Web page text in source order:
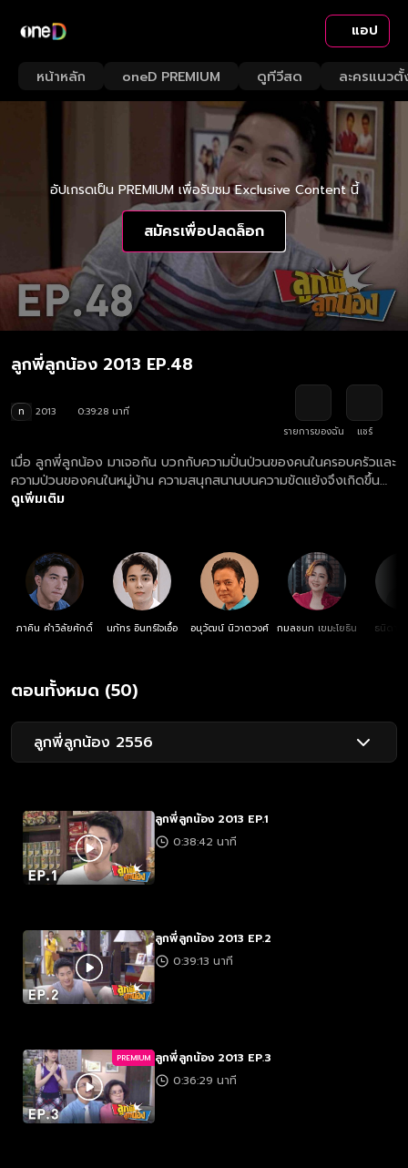
แอป
หน้าหลัก oneD PREMIUM ดูทีวีสด ละครแนวตั้
อัปเกรดเป็น PREMIUM เพื่อรับชม Exclusive Content นี้
สมัครเพื่อปลดล็อก
ลูกพี่ลูกน้อง 2013 EP.48
ท 2013
0:39:28 นาที
รายการของฉัน
แชร์
เมื่อ ลูกพี่ลูกน้อง มาเจอกัน บวกกับความปั่นป่วนของคนในครอบครัวและ
ความป่วนของคนในหมู่บ้าน ความสนุกสนานบนความขัดแย้งจึงเกิดขึ้น
แต่ไม่ว่าทุกคนจะขัดแย้งหรือแตกต่างกันยังไง คำว่า "ครอบครัว" ก็จะ
ดูเพิ่มเติม
ภาคิน คำวิลัยศักดิ์ นภัทร อินทร์ใจเอื้อ อนุวัฒน์ นิวาตวงศ์ กมลชนก เขมะโยธิน ธนิดา
ตอนทั้งหมด (50)
ลูกพี่ลูกน้อง 2556
ลูกพี่ลูกน้อง 2013 EP.1
0:38:42 นาที
ลูกพี่ลูกน้อง 2013 EP.2
0:39:13 นาที
PREMIUM ลูกพี่ลูกน้อง 2013 EP.3
0:36:29 นาที